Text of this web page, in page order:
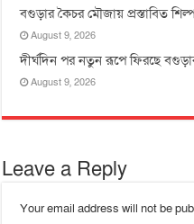
বগুড়ার কৈচর মৌজায় প্রস্তাবিত শিল্প
August 9, 2026
দীর্ঘদিন পর নতুন রূপে ফিরছে
August 9, 2026
Leave a Reply
Your email address will not be